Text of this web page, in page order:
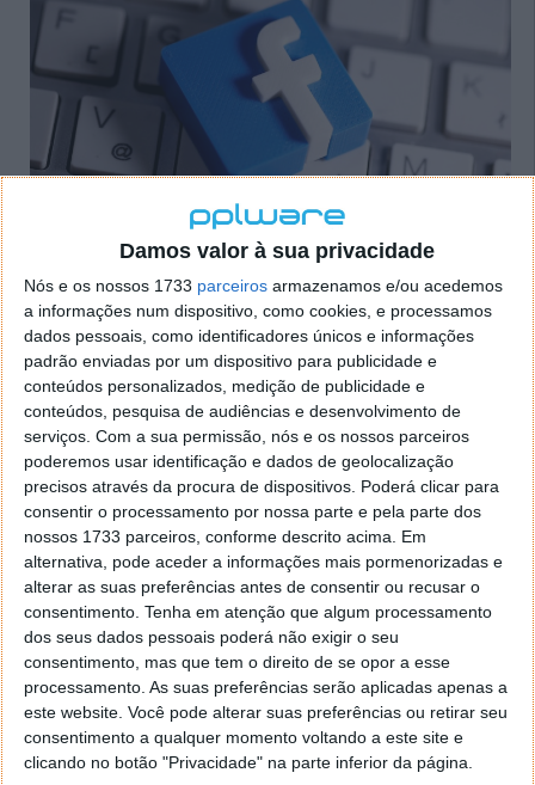
Damos valor à sua privacidade
Nós e os nossos 1733 parceiros armazenamos e/ou acedemos
a informações num dispositivo, como cookies, e processamos
dados pessoais, como identificadores únicos e informações
padrão enviadas por um dispositivo para publicidade e
conteúdos personalizados, medição de publicidade e
conteúdos, pesquisa de audiências e desenvolvimento de
serviços. Com a sua permissão, nós e os nossos parceiros
poderemos usar identificação e dados de geolocalização
precisos através da procura de dispositivos. Poderá clicar para
consentir o processamento por nossa parte e pela parte dos
nossos 1733 parceiros, conforme descrito acima. Em
alternativa, pode aceder a informações mais pormenorizadas e
alterar as suas preferências antes de consentir ou recusar o
consentimento. Tenha em atenção que algum processamento
dos seus dados pessoais poderá não exigir o seu
consentimento, mas que tem o direito de se opor a esse
processamento. As suas preferências serão aplicadas apenas a
este website. Você pode alterar suas preferências ou retirar seu
consentimento a qualquer momento voltando a este site e
clicando no botão "Privacidade" na parte inferior da página.
WhatsApp tem uma falha de segurança
que pode revelar muito sobre o
utilizador
10 ABR 2021 ·INTERNET COMENTAR
Uma das maiores preocupações dos utilizadores do
WhatsApp está na sua segurança. Tudo aponta para
que mesmo com algumas camadas de segurança
aplicadas, as mensagens podem ser lidas de forma
central, mesmo com todas as informações do
Facebook.
Claro que a somar a isso existem bugs e falhas, que
colocam em causa os dados dos utilizadores. Um
novo problema foi agora descoberto, que coloca à